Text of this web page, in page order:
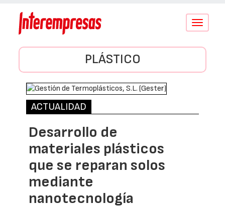
Conmutar
PLÁSTICO
ACTUALIDAD
Desarrollo de
materiales plásticos
que se reparan solos
mediante
nanotecnología